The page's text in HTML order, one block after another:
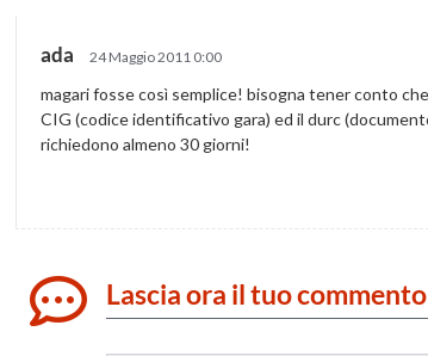
ada 24 Maggio 2011 0:00
magari fosse così semplice! bisogna tener conto
CIG (codice identificativo gara) ed il durc
richiedono almeno 30 giorni!
Lascia ora il tuo commento